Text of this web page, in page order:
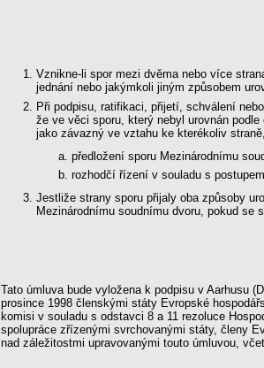
Vznikne-li spor mezi dvěma nebo více
jednání nebo jakýmkoli jiným způsobem
Při podpisu, ratifikaci, přijetí, schválení
že ve věci sporu, který nebyl urovnán
jako závazný ve vztahu ke kterékoliv
předložení sporu Mezinárodnímu
rozhodčí řízení v souladu s
Jestliže strany sporu přijaly oba způsoby
Mezinárodnímu soudnímu dvoru, pokud se
Tato úmluva bude vyložena k podpisu v Aarhusu
prosince 1998 členskými státy Evropské
komisi v souladu s odstavci 8 a 11 rezoluce
spolupráce zřízenými svrchovanými státy, členy
nad záležitostmi upravovanými touto úmluvou,